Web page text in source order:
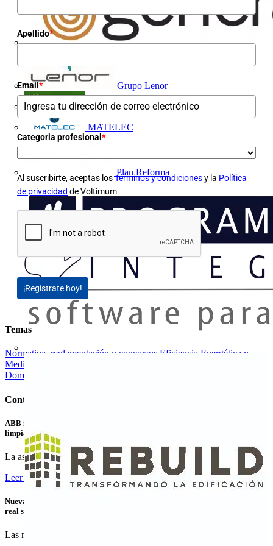
Grupo Lenor
Iberdrola
MATELEC
Plan Reforma
Apellido*
Email *
Categoria profesional *
Al suscribirte, aceptas losTérminos y condicionesy la Política
de privacidad de Voltimum
¡Regístrate hoy!
Temas
Normativa, reglamentación y concursos Eficiencia Energética y
Medio ambiente
Domótica y Edificio Inteligente
Contenidos relacionados
ABB invierte en LevelTen Energy para contribuir al suministro de energía
limpia
La asociación y la inversión en LevelTen Energy, el...
Leer más
Nuevas variantes para la transmisión de energía y datos Ethernet en tiempo
real sin contacto
Las nuevas variantes de los acopladores NearFi de...